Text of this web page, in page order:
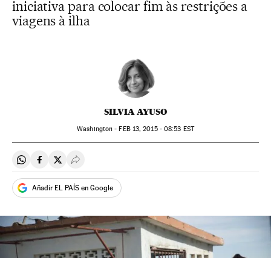
iniciativa para colocar fim às restrições a
viagens à ilha
SILVIA AYUSO
Washington -FEB13, 2015 - 08:53 EST
Compartir en Whatsapp
Compartir en Facebook
Compartir en Twitter
Desplegar Redes Sociales
Añadir EL PAÍS en Google